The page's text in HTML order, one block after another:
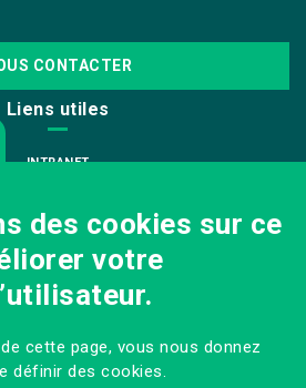
CONTACTER
Liens utiles
INTRANET
INFODOC
PÔLE IMAGE
PRESSE
les réseaux
des cookies sur ce
votre
cette page, vous nous donnez
définir des cookies.